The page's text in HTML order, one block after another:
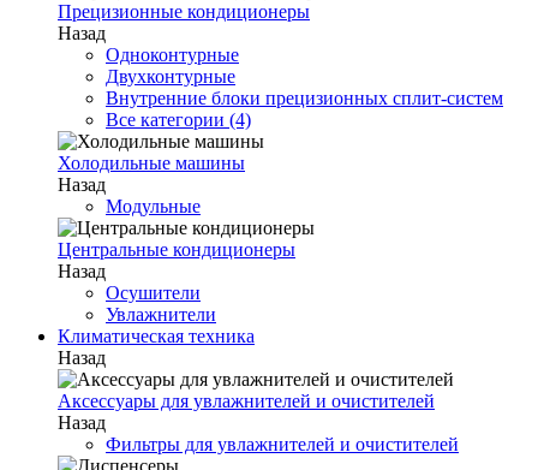
Прецизионные кондиционеры
Назад
Одноконтурные
Двухконтурные
Внутренние блоки прецизионных сплит-систем
Все категории (4)
Холодильные машины
Назад
Модульные
Центральные кондиционеры
Назад
Осушители
Увлажнители
Климатическая техника
Назад
Аксессуары для увлажнителей и очистителей
Назад
Фильтры для увлажнителей и очистителей